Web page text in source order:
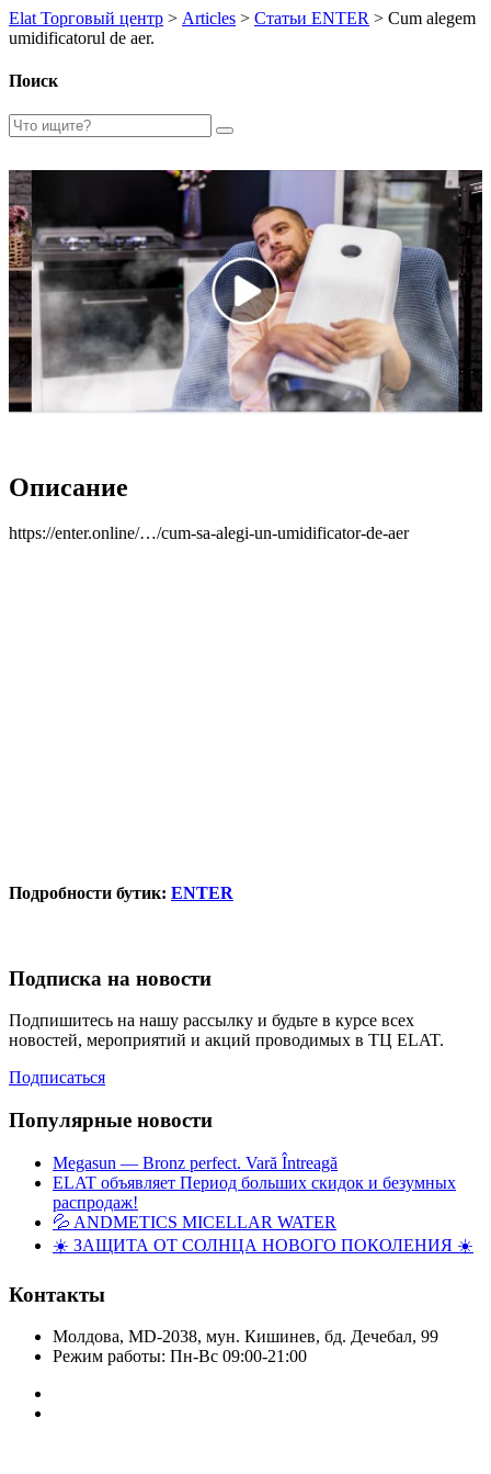
Elat Торговый центр > Articles > Статьи ENTER > Cum alegem
umidificatorul de aer.
Поиск
Описание
https://enter.online/…/cum-sa-alegi-un-umidificator-de-aer
Подробности бутик: ENTER
Подписка на новости
Подпишитесь на нашу рассылку и будьте в курсе всех
новостей, мероприятий и акций проводимых в ТЦ ELAT.
Подписаться
Популярные новости
Megasun — Bronz perfect. Vară Întreagă
ELAT объявляет Период больших скидок и безумных
распродаж!
💦 ANDMETICS MICELLAR WATER
☀️ ЗАЩИТА ОТ СОЛНЦА НОВОГО ПОКОЛЕНИЯ ☀️
Контакты
Молдова, MD-2038, мун. Кишинев, бд. Дечебал, 99
Режим работы: Пн-Вс 09:00-21:00